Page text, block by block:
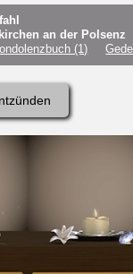
an der Polsenz
(1)